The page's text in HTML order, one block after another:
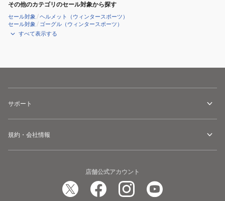
その他のカテゴリのセール対象から探す
セール対象 /ヘルメット（ウィンタースポーツ）
セール対象 / ゴーグル（ウィンタースポーツ）
すべて表示する
サポート
規約・会社情報
店舗公式アカウント